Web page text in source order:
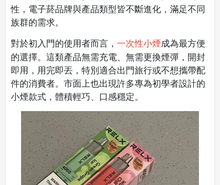
性，電子菸品牌與產品類型皆不斷進化，滿足不同
族群的需求。
對於初入門的使用者而言， 一次性小煙成為最方便
的選擇。這類產品無需充電、無需更換煙彈，開封
即用，用完即丟，特別適合出門旅行或不想攜帶配
件的消費者。市面上也出現許多專為初學者設計的
小煙款式，體積輕巧、口感穩定。